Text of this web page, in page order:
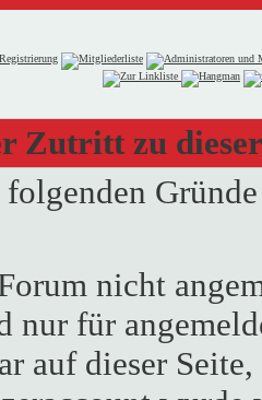
Zutritt zu
nicht
nur für
auf dieser